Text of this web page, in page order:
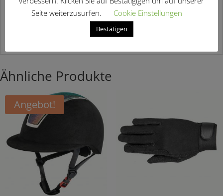
Trainingsshirt und vervollständigen deinen Look. Fällt
normal aus, bestelle deine normale Größe.
Hier findest Du weitereReithosen & Reitleggings
Ähnliche Produkte
Angebot!
Seite weiterzusurfen.
Cookie Einstellungen
Bestätigen